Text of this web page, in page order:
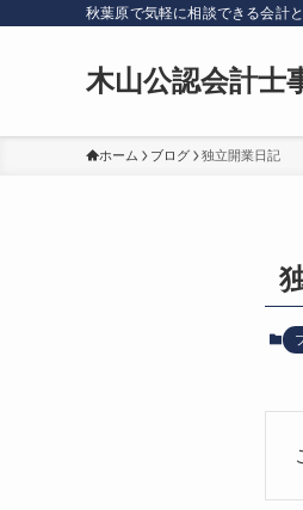
秋葉原で気軽に相談できる会計
木山公認会計士
ホーム ブログ 独立開業日記